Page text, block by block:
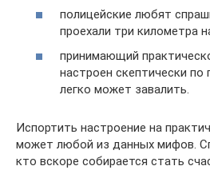
полицейские любят
проехали три километра
принимающий
настроен скептически по
легко может завалить.
Испортить настроение на
может любой из данных мифов.
кто вскоре собирается стать